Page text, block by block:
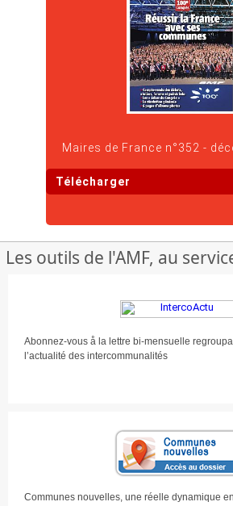
Maires de France n°352 -
Télécharger
Les outils de l'AMF, au
Abonnez-vous å la lettre bi-mensuelle
l’actualité des intercommunalités
Communes nouvelles, une réelle dynamique